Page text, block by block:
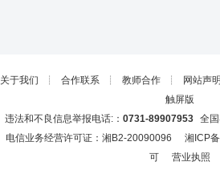
关于我们 ┊ 合作联系 ┊ 教师合作 ┊ 网站声明
触屏版
违法和不良信息举报电话:： 0731-89907953全国
电信业务经营许可证：湘B2-20090096 湘ICP
可
营业执照